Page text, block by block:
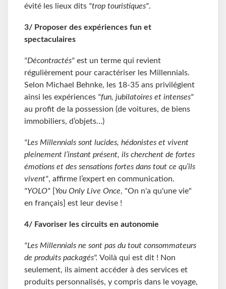
évité les lieux dits "trop touristiques".
3/ Proposer des expériences fun et
spectaculaires
"Décontractés" est un terme qui revient
régulièrement pour caractériser les Millennials.
Selon Michael Behnke, les 18-35 ans privilégient
ainsi les expériences "fun, jubilatoires et intenses"
au profit de la possession (de voitures, de biens
immobiliers, d’objets…)
"Les Millennials sont lucides, hédonistes et vivent
pleinement l’instant présent, ils cherchent de fortes
émotions et des sensations fortes dans tout ce qu’ils
vivent", affirme l’expert en communication.
"YOLO" [You Only Live Once, "On n'a qu'une vie"
en français] est leur devise !
4/ Favoriser l es circuits en autonomie
"Les Millennials ne sont pas du tout consommateurs
de produits packagés". Voilà qui est dit ! Non
seulement, ils aiment accéder à des services et
produits personnalisés, y compris dans le voyage,